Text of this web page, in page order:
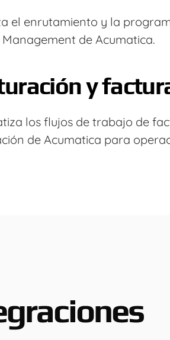
el enrutamiento y la
Management de Acumatica.
y
los flujos de trabajo de
de Acumatica para